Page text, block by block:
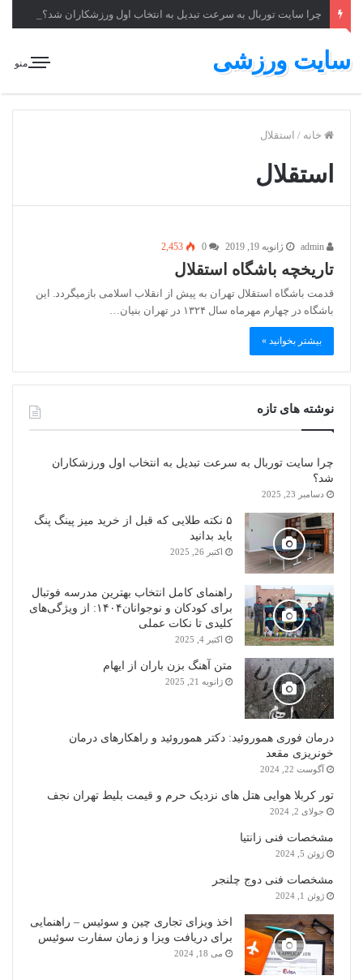
چرا سایت توربال به ‌سرعت تبدیل به انتخاب اول ورزشکاران شد؟
منو سایت ورزشی
خانه / استقلال
استقلال
ژانویه 19, 2019 2,453
تاریخچه باشگاه استقلال
قدمت باشگاه استقلال تهران به پیش از انقلاب اسلامی بازمیگردد. این
باشگاه در چهارم مهرماه سال ۱۳۲۴ در تهران بنیان…
بیشتر بخوانید »
نوشته های تازه
چرا سایت توربال به ‌سرعت تبدیل به انتخاب اول ورزشکاران
شد؟
دسامبر 23, 2025
۵ نکته طلایی که قبل از خرید میز پینگ پنگ
باید بدانید
اکتبر 26, 2025
راهنمای کامل انتخاب بهترین مدرسه فوتبال
برای کودکان و نوجوانان۱۴۰۴: از ویژگی‌های
کلیدی تا نکات عملی
اکتبر 4, 2025
متن آهنگ بزن باران از ایهام
ژانویه 21, 2025
درمان فوری هموروئید: دکتر هموروئید و راهکارهای درمان
خونریزی مقعد
آگوست 22, 2024
تور کربلا هوایی هتل های نزدیک حرم و قیمت بلیط تهران نجف
جولای 2, 2024
مشخصات فنی زانتیا
ژوئن 5, 2024
مشخصات فنی دوج چلنجر
ژوئن 1, 2024
اخذ ویزای تجاری چین و سوئیس – راهنمایی
برای دریافت ویزا و زمان سفارت سوئیس
می 18, 2024